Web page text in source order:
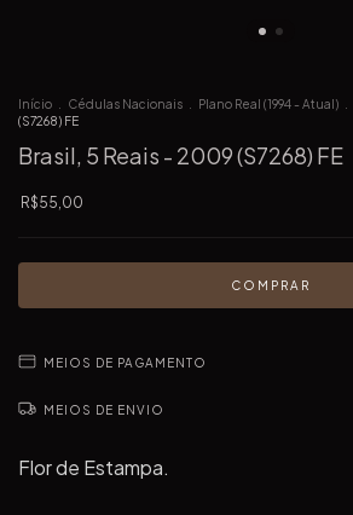
Início Cédulas Nacionais Plano Real (1994 - Atual)
(S7268) FE
Brasil, 5 Reais - 2009 (S7268) FE
R$55,00
MEIOS DE PAGAMENTO
MEIOS DE ENVIO
Flor de Estampa.